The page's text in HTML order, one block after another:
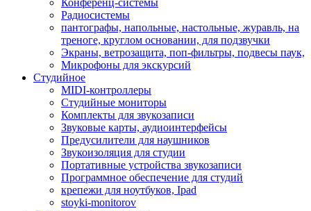
Конференц-системы
Радиосистемы
пантографы, напольные, настольные, журавль, на
треноге, круглом основании, для подзвучки
Экраны, ветрозащита, поп-фильтры, подвесы паук,
Микрофоны для экскурсий
Студийное
MIDI-контроллеры
Студийные мониторы
Комплекты для звукозаписи
Звуковые карты, аудиоинтерфейсы
Предусилители для наушников
Звукоизоляция для студии
Портативные устройства звукозаписи
Программное обеспечение для студий
крепежи для ноутбуков, Ipad
stoyki-monitorov